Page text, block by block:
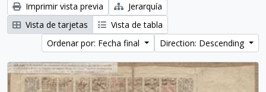
Imprimir vista previa
Jerarquía
Vista de tarjetas
Vista de tabla
Ordenar por: Fecha final
Direction: Descending